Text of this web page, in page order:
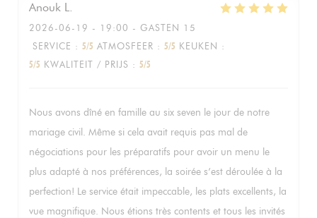
Anouk L
2026-06-19 - 19:00 - GASTEN 15
SERVICE : 5/5 ATMOSFEER : 5/5 KEUKEN :
5/5 KWALITEIT / PRIJS : 5/5
Nous avons dîné en famille au six seven le jour de notre
mariage civil. Même si cela avait requis pas mal de
négociations pour les préparatifs pour avoir un menu le
plus adapté à nos préférences, la soirée s’est déroulée à la
perfection! Le service était impeccable, les plats excellents, la
vue magnifique. Nous étions très contents et tous les invités